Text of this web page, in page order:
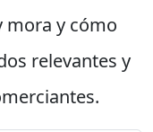
mora y cómo
relevantes y